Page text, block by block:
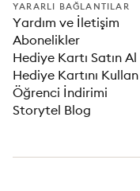
YARARLI BAĞLANTILAR
Yardım ve İletişim
Abonelikler
Hediye Kartı Satın Al
Hediye Kartını Kullan
Öğrenci İndirimi
Storytel Blog